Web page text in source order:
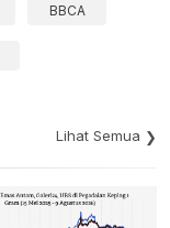
BBCA
Lihat Semua